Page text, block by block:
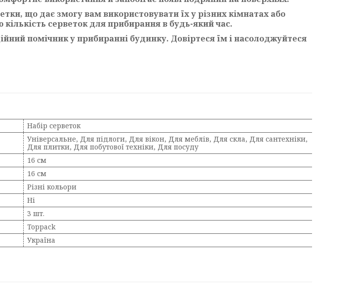
що дає змогу вам використовувати їх у різних кімнатах або
серветок для прибирання в будь-який час.
помічник у прибиранні будинку. Довіртеся їм і насолоджуйтеся
Набір серветок
Універсальне, Для підлоги, Для вікон, Для меблів, Для скла, Для сантехніки,
Для плитки, Для побутової техніки, Для посуду
16 см
16 см
Різні кольори
Ні
3 шт.
Toppack
Україна